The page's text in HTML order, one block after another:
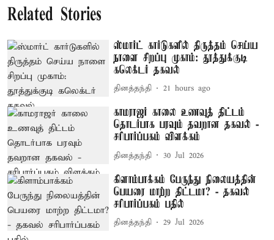
Related Stories
ஸ்மார்ட் கார்டுகளில் திருத்தம் செய்ய
நாளை சிறப்பு முகாம்: தூத்துக்குடி
கலெக்டர் தகவல்
தினத்தந்தி 21 hours ago
காமராஜர் காலை உணவுத் திட்டம்
தொடர்பாக பரவும் தவறான தகவல் -
சரிபார்ப்பகம் விளக்கம்
தினத்தந்தி 30 Jul 2026
கிளாம்பாக்கம் பேருந்து நிலையத்தின்
பெயரை மாற்ற திட்டமா? - தகவல்
சரிபார்ப்பகம் பதில்
தினத்தந்தி 29 Jul 2026